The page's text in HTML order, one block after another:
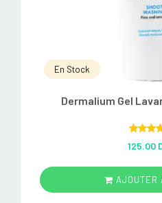
En Stock
Dermalium Gel
out
125.00
AJOUTER